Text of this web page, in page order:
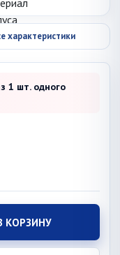
характеристики
1 шт. одного
КОРЗИНУ